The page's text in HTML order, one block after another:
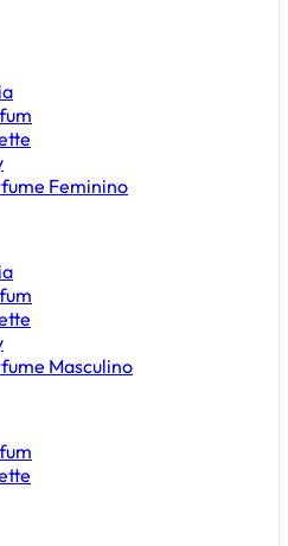
Feminino
Masculino